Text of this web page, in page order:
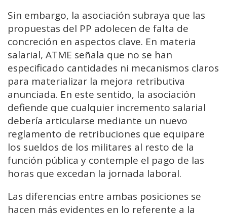
Sin embargo, la asociación subraya que las
propuestas del PP adolecen de falta de
concreción en aspectos clave. En materia
salarial, ATME señala que no se han
especificado cantidades ni mecanismos claros
para materializar la mejora retributiva
anunciada. En este sentido, la asociación
defiende que cualquier incremento salarial
debería articularse mediante un nuevo
reglamento de retribuciones que equipare
los sueldos de los militares al resto de la
función pública y contemple el pago de las
horas que excedan la jornada laboral.
Las diferencias entre ambas posiciones se
hacen más evidentes en lo referente a la